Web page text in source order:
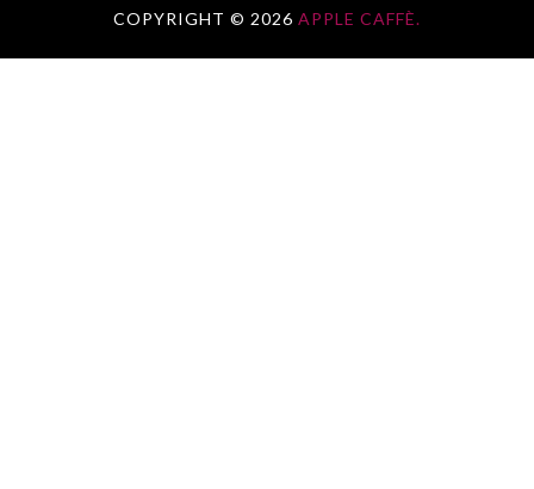
COPYRIGHT © 2026 APPLE CAFFÈ.